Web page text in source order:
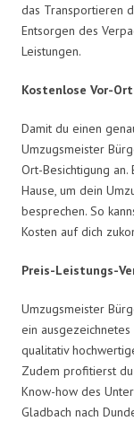
das Transportieren
Entsorgen des
Leistungen.
Kostenlose Vor-
Damit du einen
Umzugsmeister
Ort-Besichtigung
Hause, um dein
besprechen. So
Kosten auf dich
Preis-Leistungs-
Umzugsmeister
ein
qualitativ
Zudem profitierst
Know-how des
Gladbach nach